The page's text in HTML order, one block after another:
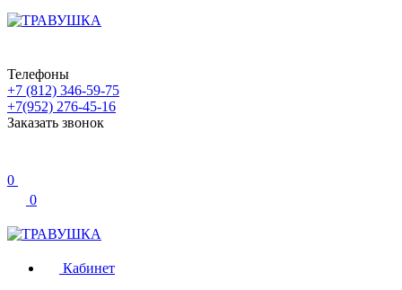
Телефоны
+7 (812) 346-59-75
+7(952) 276-45-16
Заказать звонок
0
0
Кабинет